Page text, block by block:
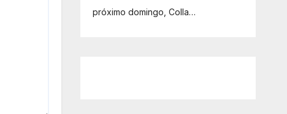
próximo domingo, Colla…